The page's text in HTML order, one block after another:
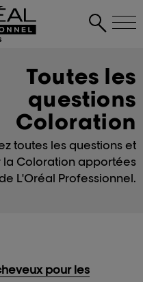
Toutes les
questions
Coloration
toutes les questions et
la Coloration apportées
L'Oréal Professionnel.
pour les